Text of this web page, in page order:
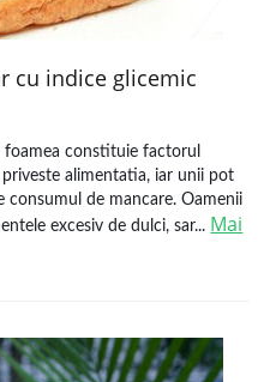
cu indice glicemic
constituie factorul
alimentatia, iar unii pot
consumul de mancare. Oamenii
excesiv de dulci, sar... Mai